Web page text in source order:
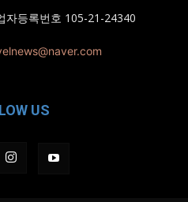
자등록번호 105-21-24340
US